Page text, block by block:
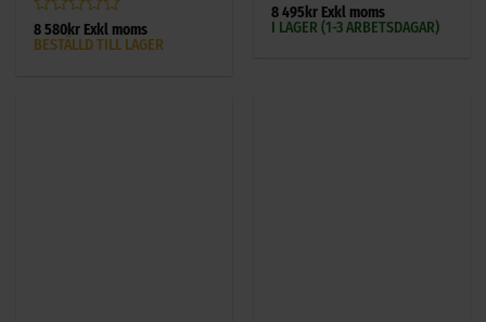
Betygsatt
0
8 580kr Exkl moms
BESTÄLLD TILL LAGER
Betygsatt5
av 5
8 495 kr Exkl moms
I LAGER (1-3 ARBETSDAGAR)